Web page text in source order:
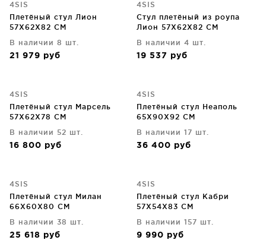
4SIS
Плетёный стул Лион
57X62X82 CM
В наличии 8 шт.
21 979 руб
4SIS
Стул плетёный из роупа
Лион 57X62X82 CM
В наличии 4 шт.
19 537 руб
4SIS
Плетёный стул Марсель
57X62X78 CM
В наличии 52 шт.
16 800 руб
4SIS
Плетёный стул Неаполь
65X90X92 CM
В наличии 17 шт.
36 400 руб
4SIS
Плетёный стул Милан
66X60X80 CM
В наличии 38 шт.
25 618 руб
4SIS
Плетёный стул Кабри
57X54X83 CM
В наличии 157 шт.
9 990 руб